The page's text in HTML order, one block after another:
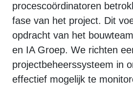
procescoördinatoren
fase van het project. Dit
opdracht van het
en IA Groep. We richten
projectbeheerssysteem in
effectief mogelijk te